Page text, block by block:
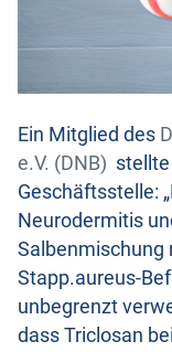
Ein Mitglied des
e.V. (DNB)
Geschäftsstelle:
Neurodermitis
Salbenmischung
Stapp.aureus-
unbegrenzt
dass Triclosan